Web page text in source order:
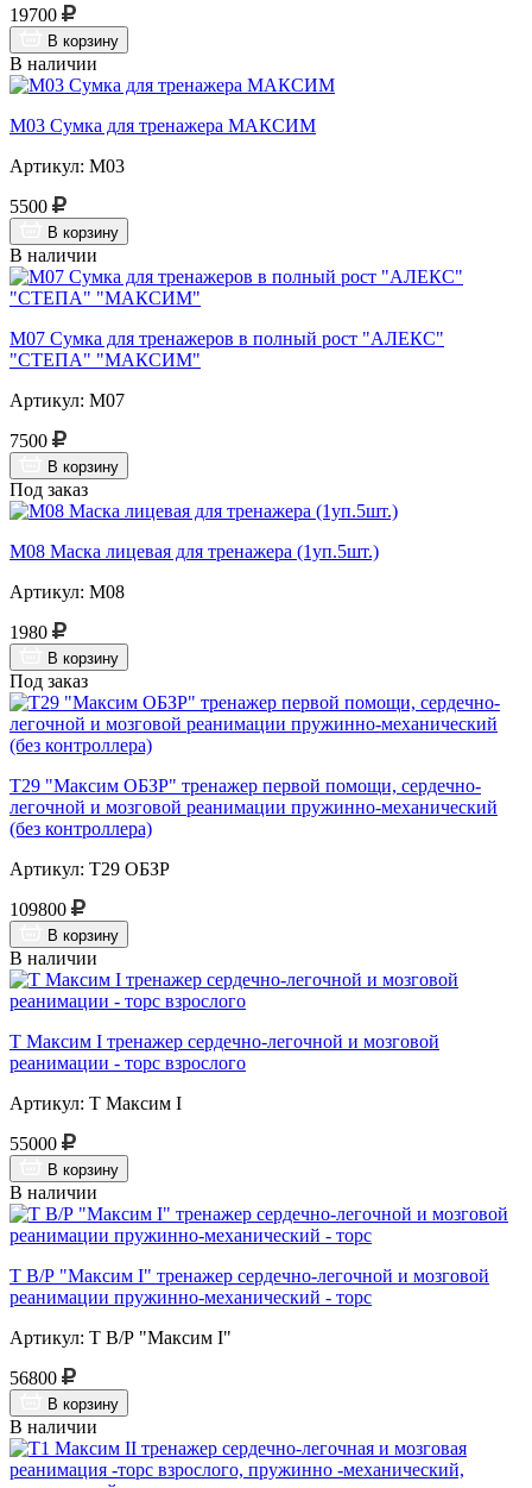
19700
В корзину
В наличии
М03 Сумка для тренажера МАКСИМ
Артикул: М03
5500
В корзину
В наличии
М07 Сумка для тренажеров в полный рост "АЛЕКС"
"СТЕПА" "МАКСИМ"
Артикул: М07
7500
В корзину
Под заказ
М08 Маска лицевая для тренажера (1уп.5шт.)
Артикул: М08
1980
В корзину
Под заказ
Т29 "Максим ОБЗР" тренажер первой помощи, сердечно-
легочной и мозговой реанимации пружинно-механический
(без контроллера)
Артикул: Т29 ОБЗР
109800
В корзину
В наличии
Т Максим I тренажер сердечно-легочной и мозговой
реанимации - торс взрослого
Артикул: Т Максим I
55000
В корзину
В наличии
Т В/Р "Максим I" тренажер сердечно-легочной и мозговой
реанимации пружинно-механический - торс
Артикул: Т В/Р "Максим I"
56800
В корзину
В наличии